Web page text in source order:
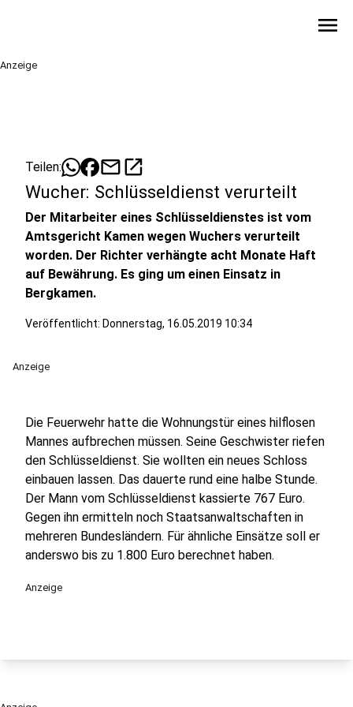
menu
Anzeige
Teilen: mailopen_in_new
Wucher: Schlüsseldienst verurteilt
Der Mitarbeiter eines Schlüsseldienstes ist vom
Amtsgericht Kamen wegen Wuchers verurteilt
worden. Der Richter verhängte acht Monate Haft
auf Bewährung. Es ging um einen Einsatz in
Bergkamen.
Veröffentlicht: Donnerstag, 16.05.2019 10:34
Anzeige
Die Feuerwehr hatte die Wohnungstür eines hilflosen
Mannes aufbrechen müssen. Seine Geschwister riefen
den Schlüsseldienst. Sie wollten ein neues Schloss
einbauen lassen. Das dauerte rund eine halbe Stunde.
Der Mann vom Schlüsseldienst kassierte 767 Euro.
Gegen ihn ermitteln noch Staatsanwaltschaften in
mehreren Bundesländern. Für ähnliche Einsätze soll er
anderswo bis zu 1.800 Euro berechnet haben.
Anzeige